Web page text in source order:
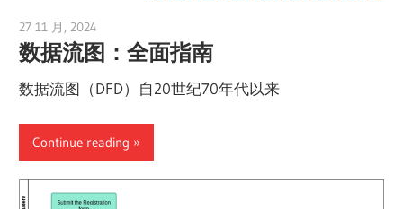
27 11 月, 2024
数据流图：全面指南
数据流图（DFD）自20世纪70年代以来
Continue reading